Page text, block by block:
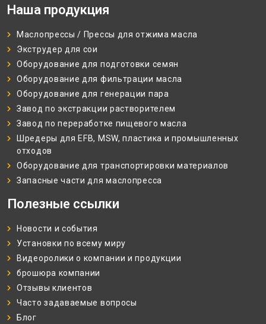
Наша продукция
Маслопрессы / Прессы для отжима масла
Экструдер для сои
Оборудование для подготовки семян
Оборудование для фильтрации масла
Оборудование для генерации пара
Завод по экстракции растворителем
Завод по переработке пищевого масла
Шредеры для EFB, MSW, пластика и промышленных
отходов
Оборудование для транспортировки материалов
Запасные части для маслопресса
Полезные ссылки
Новости и события
Установки по всему миру
Видеоролики о компании и продукции
брошюра компании
Отзывы клиентов
Часто задаваемые вопросы
Блог